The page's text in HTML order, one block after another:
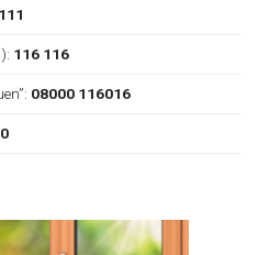
116 116
08000 116016